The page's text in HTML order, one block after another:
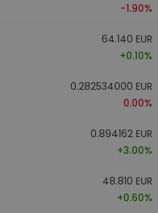
-1.90%
64.140 EUR
+0.10%
0.282534000 EUR
0.00%
0.894162 EUR
+3.00%
48.810 EUR
+0.60%